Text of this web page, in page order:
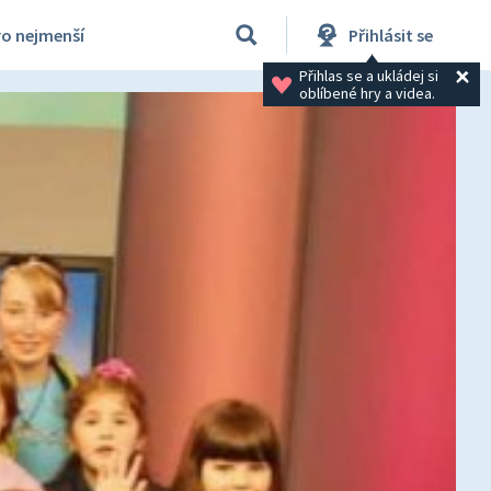
nejmenší Přihlásit se
Přihlas se a ukládej si
oblíbené hry a videa.